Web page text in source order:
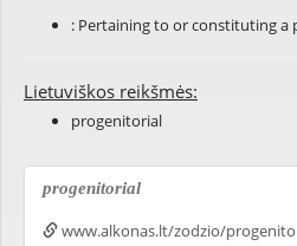
: Pertaining to or constituting a
Lietuviškos reikšmės:
progenitorial
progenitorial
www.alkonas.lt/zodzio/